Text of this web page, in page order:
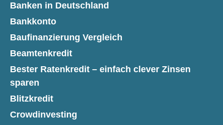
Banken in Deutschland
Bankkonto
Baufinanzierung Vergleich
Beamtenkredit
Bester Ratenkredit – einfach clever Zinsen
sparen
Blitzkredit
Crowdinvesting